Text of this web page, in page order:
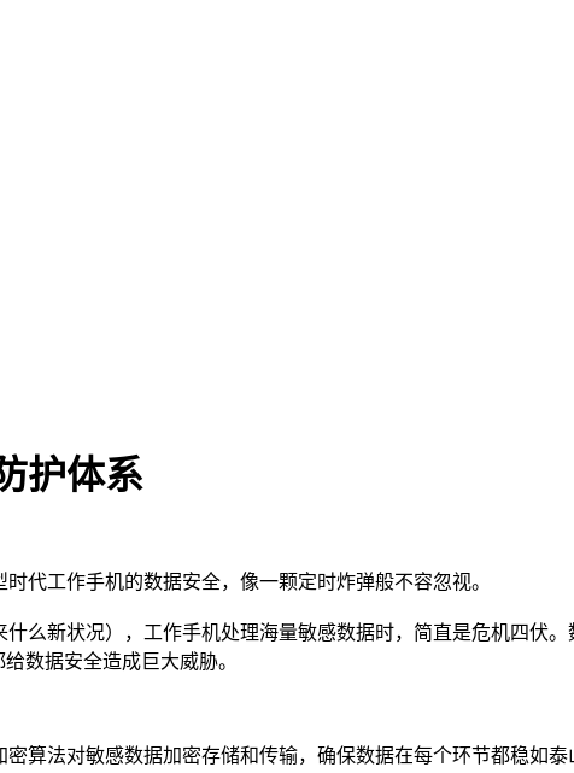
护体系
代工作手机的数据安全，像一颗定时炸弹般不容忽视。
新状况），工作手机处理海量敏感数据时，简直是危机四伏
数据安全造成巨大威胁。
算法对敏感数据加密存储和传输，确保数据在每个环节都稳如